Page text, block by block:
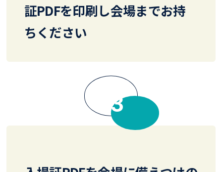
証PDFを印刷し会場までお持
ちください